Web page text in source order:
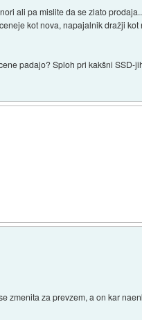
ali pa mislite da se zlato
kot nova, napajalnik dražji kot
padajo? Sploh pri kakšni SSD-
zmenita za prevzem, a on kar